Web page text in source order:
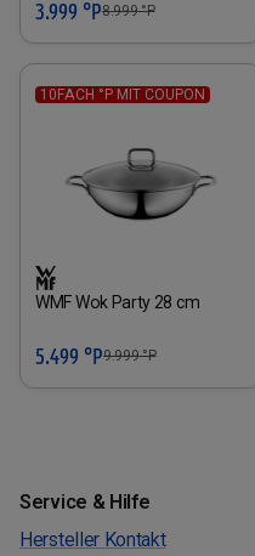
3.999 °P8.999°P
10FACH °P MIT COUPON
WMF Wok Party 28 cm
5.499 °P9.999°P
Service & Hilfe
Hersteller Kontakt